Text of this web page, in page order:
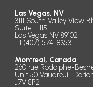
Las Vegas, NV
3111 South Valley View
Suite L 115
Las Vegas NV 89102
+1 (407) 574-8353
Montreal, Canada
260 rue Rodolphe-
Unit 50 Vaudreuil-
J7V 8P2